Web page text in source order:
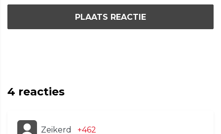
PLAATS REACTIE
4 reacties
Zeikerd +462